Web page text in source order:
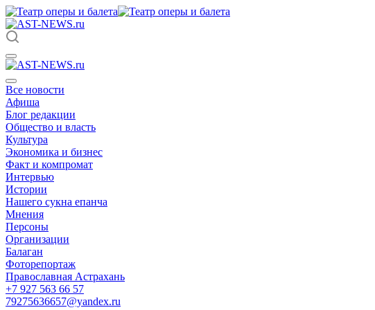
Все новости
Афиша
Блог редакции
Общество и власть
Культура
Экономика и бизнес
Факт и компромат
Интервью
Истории
Нашего сукна епанча
Мнения
Персоны
Организации
Балаган
Фоторепортаж
Православная Астрахань
+7 927 563 66 57
79275636657@yandex.ru